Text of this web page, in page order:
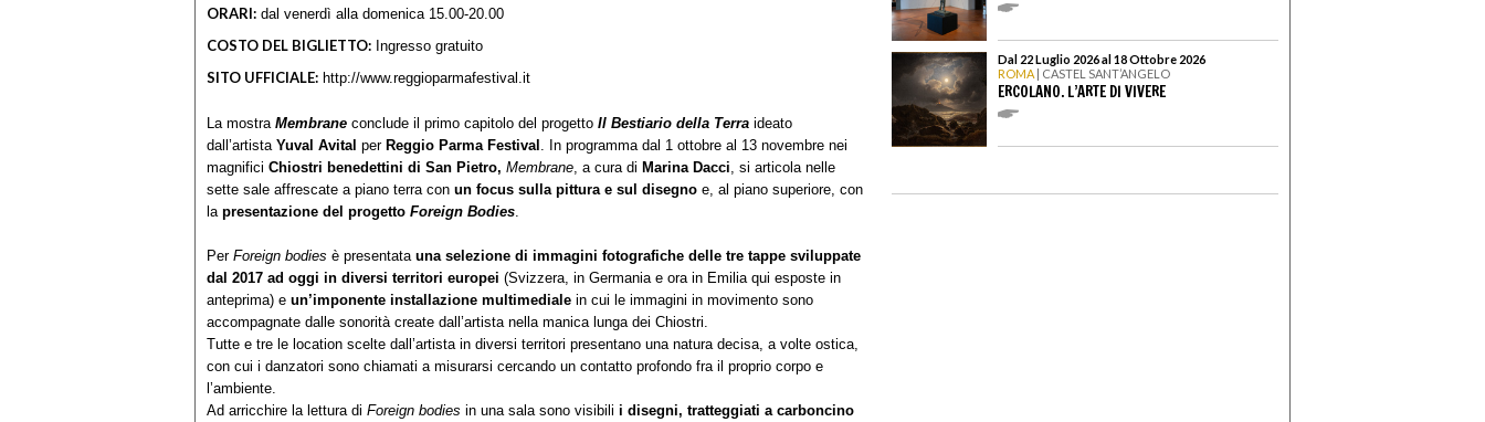
ORARI: dal venerdì alla domenica 15.00-20.00
COSTO DEL BIGLIETTO: Ingresso gratuito
SITO UFFICIALE: http://www.reggioparmafestival.it
La mostra Membrane conclude il primo capitolo del progetto Il Bestiario della Terra ideato
dall’artista Yuval Avital per Reggio Parma Festival
. In programma dal 1 ottobre al 13 novembre nei
magnifici Chiostri benedettini di San Pietro, Membrane , a cura di Marina Dacci , si articola nelle
sette sale affrescate a piano terra con un focus sulla pittura e sul disegno e, al piano superiore, con
la presentazione del progetto Foreign Bodies
Per Foreign bodies è presentata una selezione di immagini fotografiche delle tre tappe sviluppate
dal 2017 ad oggi in diversi territori europei (Svizzera, in Germania e ora in Emilia qui esposte in
anteprima) e un’imponente installazione multimediale in cui le immagini in movimento sono
accompagnate dalle sonorità create dall’artista nella manica lunga dei Chiostri.
Tutte e tre le location scelte dall’artista in diversi territori presentano una natura decisa, a volte ostica,
con cui i danzatori sono chiamati a misurarsi cercando un contatto profondo fra il proprio corpo e
l’ambiente.
Ad arricchire la lettura di Foreign bodies in una sala sono visibili i disegni, tratteggiati a carboncino
Dal 22 Luglio 2026 al 18 Ottobre 2026
ROMA | CASTEL SANT’ANGELO
ERCOLANO. L’ARTE DI VIVERE